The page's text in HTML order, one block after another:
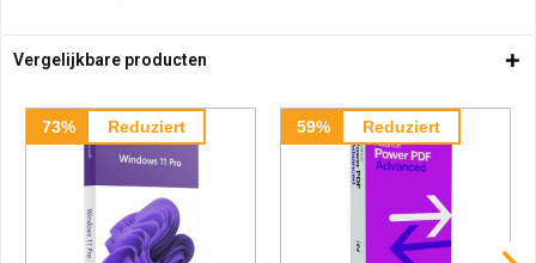
Vergelijkbare producten
73% Reduziert 59% Reduziert